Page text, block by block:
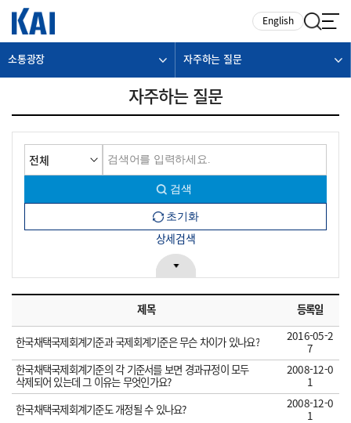
English
소통광장 자주하는 질문
자주하는 질문
상세검색
제목 등록일
한국채택국제회계기준과 국제회계기준은 무슨 차이가 있나요?
2016-05-2
7
한국채택국제회계기준의 각 기준서를 보면 경과규정이 모두
삭제되어 있는데 그 이유는 무엇인가요?
2008-12-0
1
한국채택국제회계기준도 개정될 수 있나요?
2008-12-0
1